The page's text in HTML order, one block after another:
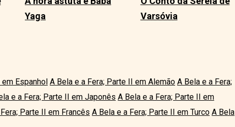
Yaga
Varsóvia
Espanhol A Bela e a Fera; Parte II em Alemão A Bela e a Fera;
e a Fera; Parte II em Japonês A Bela e a Fera; Parte II em
Parte II em Francês A Bela e a Fera; Parte II em Turco A Bela